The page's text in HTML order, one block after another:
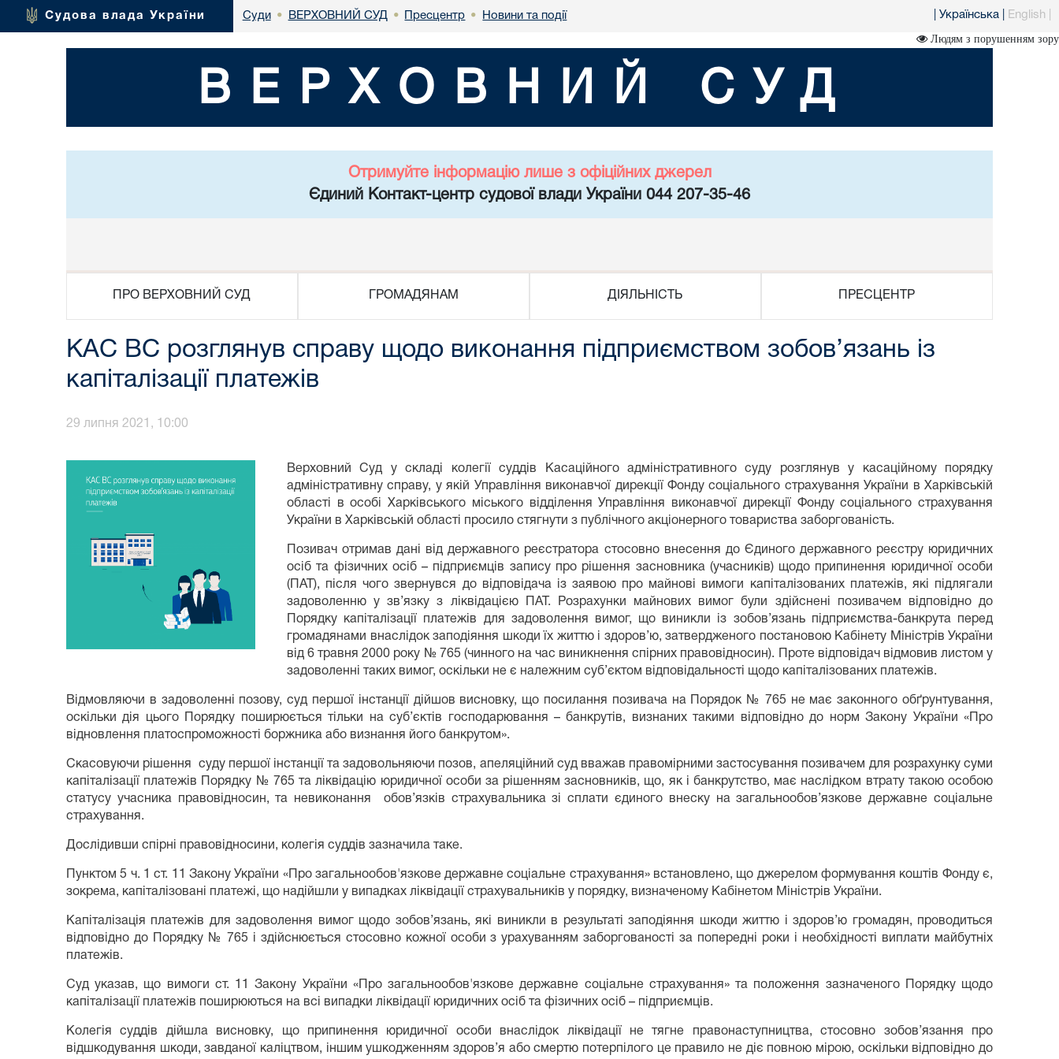
Судова влада України Суди • ВЕРХОВНИЙ СУД • Пресцентр • Новини та події Українська English
Людям з порушенням зору
ВЕРХОВНИЙ СУД
Отримуйте інформацію лише з офіційних джерел
Єдиний Контакт-центр судової влади України 044 207-35-46
ПРО ВЕРХОВНИЙ СУД ГРОМАДЯНАМ ДІЯЛЬНІСТЬ ПРЕСЦЕНТР
КАС ВС розглянув справу щодо виконання підприємством зобов’язань із
капіталізації платежів
29 липня 2021, 10:00
Верховний Суд у складі колегії суддів Касаційного адміністративного суду розглянув у касаційному порядку
адміністративну справу, у якій Управління виконавчої дирекції Фонду соціального страхування України в Харківській
області в особі Харківського міського відділення Управління виконавчої дирекції Фонду соціального страхування
України в Харківській області просило стягнути з публічного акціонерного товариства заборгованість.
Позивач отримав дані від державного реєстратора стосовно внесення до Єдиного державного реєстру юридичних
осіб та фізичних осіб – підприємців запису про рішення засновника (учасників) щодо припинення юридичної особи
(ПАТ), після чого звернувся до відповідача із заявою про майнові вимоги капіталізованих платежів, які підлягали
задоволенню у зв’язку з ліквідацією ПАТ. Розрахунки майнових вимог були здійснені позивачем відповідно до
Порядку капіталізації платежів для задоволення вимог, що виникли із зобов’язань підприємства-банкрута перед
громадянами внаслідок заподіяння шкоди їх життю і здоров’ю, затвердженого постановою Кабінету Міністрів України
від 6 травня 2000 року № 765 (чинного на час виникнення спірних правовідносин). Проте відповідач відмовив листом у
задоволенні таких вимог, оскільки не є належним суб’єктом відповідальності щодо капіталізованих платежів.
Відмовляючи в задоволенні позову, суд першої інстанції дійшов висновку, що посилання позивача на Порядок № 765 не має законного обґрунтування,
оскільки дія цього Порядку поширюється тільки на суб’єктів господарювання – банкрутів, визнаних такими відповідно до норм Закону України «Про
відновлення платоспроможності боржника або визнання його банкрутом».
Скасовуючи рішення суду першої інстанції та задовольняючи позов, апеляційний суд вважав правомірними застосування позивачем для розрахунку суми
капіталізації платежів Порядку № 765 та ліквідацію юридичної особи за рішенням засновників, що, як і банкрутство, має наслідком втрату такою особою
статусу учасника правовідносин, та невиконання обов’язків страхувальника зі сплати єдиного внеску на загальнообов’язкове державне соціальне
страхування.
Дослідивши спірні правовідносини, колегія суддів зазначила таке.
Пунктом 5 ч. 1 ст. 11 Закону України «Про загальнообов'язкове державне соціальне страхування» встановлено, що джерелом формування коштів Фонду є,
зокрема, капіталізовані платежі, що надійшли у випадках ліквідації страхувальників у порядку, визначеному Кабінетом Міністрів України.
Капіталізація платежів для задоволення вимог щодо зобов’язань, які виникли в результаті заподіяння шкоди життю і здоров’ю громадян, проводиться
відповідно до Порядку № 765 і здійснюється стосовно кожної особи з урахуванням заборгованості за попередні роки і необхідності виплати майбутніх
платежів.
Суд указав, що вимоги ст. 11 Закону України «Про загальнообов'язкове державне соціальне страхування» та положення зазначеного Порядку щодо
капіталізації платежів поширюються на всі випадки ліквідації юридичних осіб та фізичних осіб – підприємців.
Колегія суддів дійшла висновку, що припинення юридичної особи внаслідок ліквідації не тягне правонаступництва, стосовно зобов’язання про
відшкодування шкоди, завданої каліцтвом, іншим ушкодженням здоров’я або смертю потерпілого це правило не діє повною мірою, оскільки відповідно до